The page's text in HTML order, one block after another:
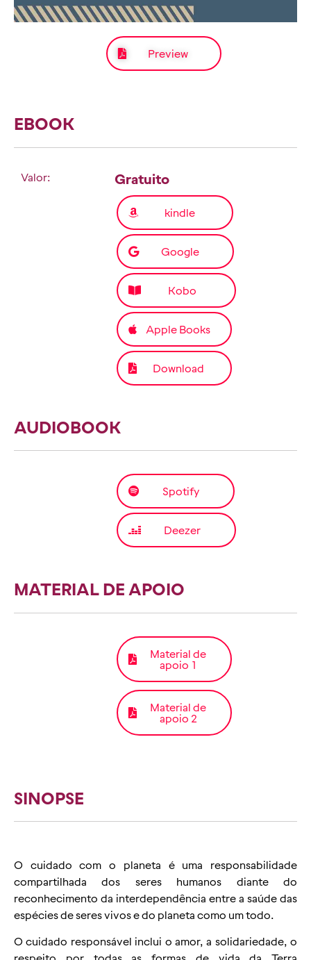
Preview
EBOOK
Valor: Gratuito
kindle
Google
Kobo
Apple Books
Download
AUDIOBOOK
Spotify
Deezer
MATERIAL DE APOIO
Material de
apoio 1
Material de
apoio 2
SINOPSE
O cuidado com o planeta é uma responsabilidade
compartilhada dos seres humanos diante do
reconhecimento da interdependência entre a saúde das
espécies de seres vivos e do planeta como um todo.
O cuidado responsável inclui o amor, a solidariedade, o